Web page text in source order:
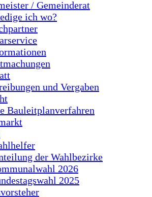
/ Gemeinderat
ich wo?
und Vergaben
Bauleitplanverfahren
der Wahlbezirke
2026
2025